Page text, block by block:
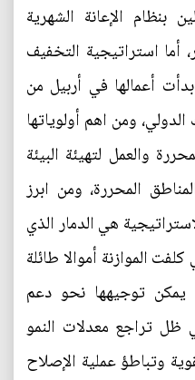
بنظام الإعانة الشهرية
استراتيجية التخفيف
2021 التي بدأت أعمالها في أربيل من
البنك الدولي، ومن اهم أولوياتها
والعمل لتهيئة البيئة
المحررة، ومن ابرز
هي الدمار الذي
الموازنة أموالا طائلة
توجيهها نحو دعم
ظل تراجع معدلات النمو
وتباطؤ عملية الإصلاح